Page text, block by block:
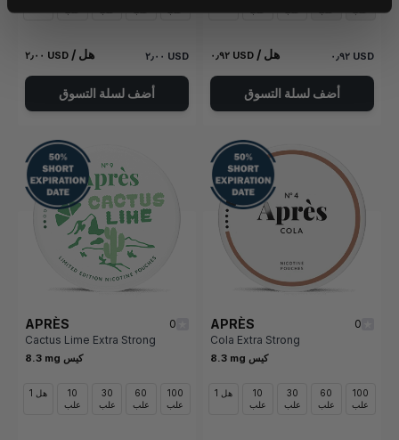
٢٫٠٠ USD / هل ٢٫٠٠ USD
أضف لسلة التسوق
٠٫٩٢ USD / هل ٠٫٩٢ USD
أضف لسلة التسوق
APRÈS
0
Cactus Lime Extra Strong
8.3 mg كيس
1 هل
10
علب
30
علب
60
علب
100
علب
APRÈS
0
Cola Extra Strong
8.3 mg كيس
1 هل
10
علب
30
علب
60
علب
100
علب